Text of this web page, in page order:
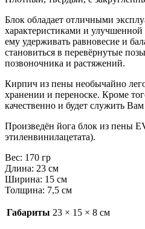
Блок обладает отличными
характеристиками и улучшенной
ему удерживать равновесие и
становиться в перевёрнутые
позвоночника и растяжений.
Кирпич из пены необычайно
хранении и переноске. Кроме
качественно и будет служить
Произведён йога блок из пены
этиленвинилацетата).
Вес: 170 гр
Длина: 23 см
Ширина: 15 см
Толщина: 7,5 см
Габариты 23 × 15 × 8 см